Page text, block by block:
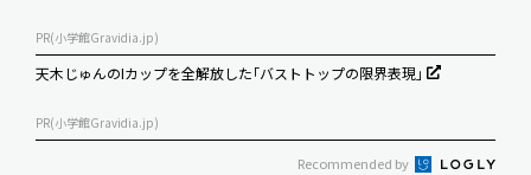
PR(小学館Gravidia.jp)
天木じゅんのIカップを全解放した｢バストトップの限界表現｣
PR(小学館Gravidia.jp)
Recommended by